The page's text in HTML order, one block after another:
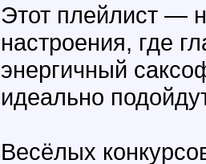
Этот плейлист —
настроения, где
энергичный
идеально
Весёлых